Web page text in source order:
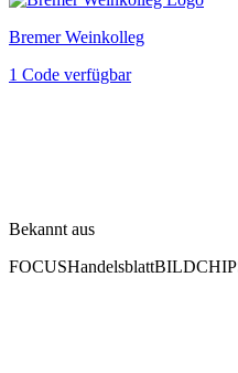
Bremer Weinkolleg
1 Code verfügbar
Bekannt aus
FOCUSHandelsblattBILDCHIP